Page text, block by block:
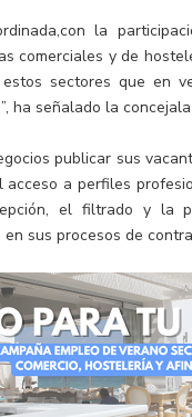
la
comerciales y de
sectores que en
ha señalado la
publicar sus
a perfiles
el filtrado y la
sus procesos de